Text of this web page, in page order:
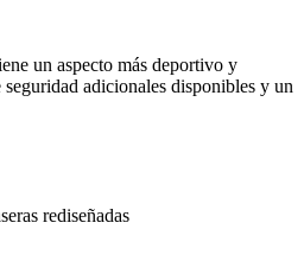
un aspecto más deportivo y
adicionales disponibles y un
rediseñadas